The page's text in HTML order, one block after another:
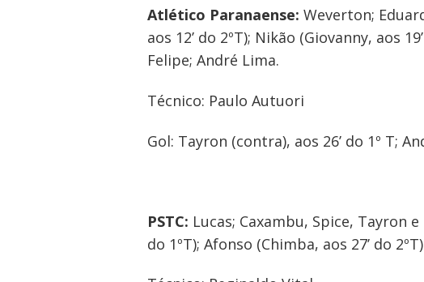
Atlético Paranaense: Weverton;
aos 12’ do 2ºT); Nikão (Giovanny, aos
Felipe; André Lima.
Técnico: Paulo Autuori
Gol: Tayron (contra), aos 26’ do 1º T;
PSTC: Lucas; Caxambu, Spice, Tayron
do 1ºT); Afonso (Chimba, aos 27’ do